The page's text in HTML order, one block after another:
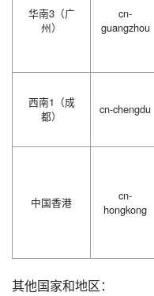
华南3（广
州）
cn-
guangzhou
西南1（成
都）
cn-chengdu
中国香港
cn-
hongkong
其他国家和地区：